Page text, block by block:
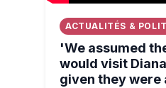
ACTUALITÉS &
'We assumed
would visit
given they were